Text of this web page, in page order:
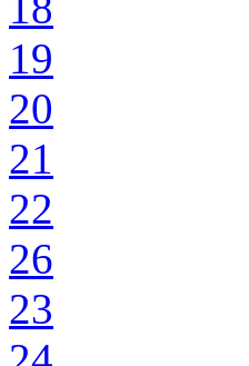
19
20
21
22
26
23